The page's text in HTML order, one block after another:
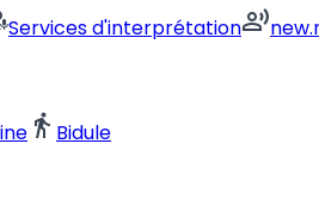
Services d'interprétationrecord_voice_over
directions_walk Bidule